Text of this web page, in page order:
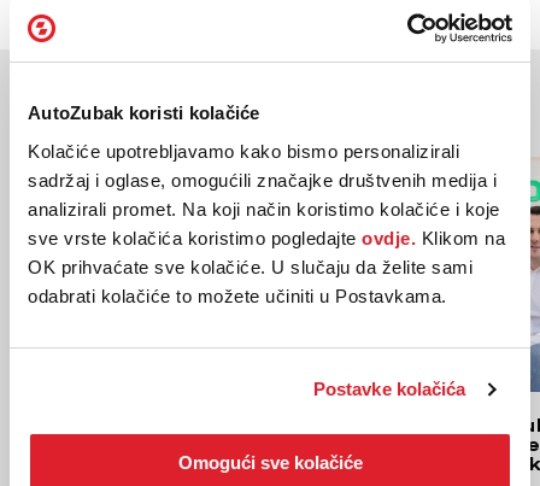
AutoZubak koristi kolačiće
Kolačiće upotrebljavamo kako bismo personalizirali
sadržaj i oglase, omogućili značajke društvenih medija i
analizirali promet. Na koji način koristimo kolačiće i koje
sve vrste kolačića koristimo pogledajte ovdje. Klikom na
OK prihvaćate sve kolačiće. U slučaju da želite sami
odabrati kolačiće to možete učiniti u Postavkama.
Postavke kolačića
Omogući sve kolačiće
Povezane novosti